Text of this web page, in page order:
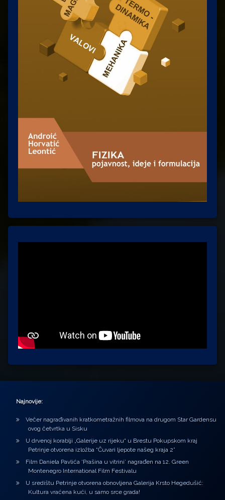
Najnovije:
Večer nagrađivanih kratkometražnih filmova na drugom Star Gardensu
ovog četvrtka u Sisku
U drvenoj korablji „Galerije uz rijeku“ u Brestu Pokupskom kraj
Petrinje otvorena izložba “Čuvari ljepote našeg kraja 2”
Film Daniela Pavlića ‘Prašina u vitrini’ nagrađen na 12. Green
Montenegro International Film Festivalu
U središtu Petrinje otvorena obnovljena Galerija Krsto Hegedušić:
Kultura vraćena kući, u samo srce grada!